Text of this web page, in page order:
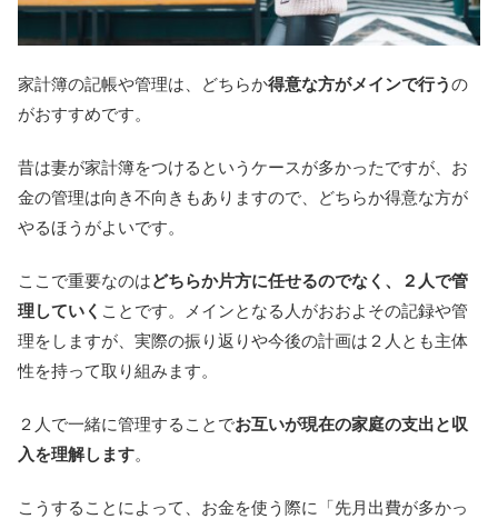
家計簿の記帳や管理は、どちらか得意な方がメインで行うの
がおすすめです。
昔は妻が家計簿をつけるというケースが多かったですが、お
金の管理は向き不向きもありますので、どちらか得意な方が
やるほうがよいです。
ここで重要なのはどちらか片方に任せるのでなく、２人で管
理していく ことです。メインとなる人がおおよその記録や管
理をしますが、実際の振り返りや今後の計画は２人とも主体
性を持って取り組みます。
２人で一緒に管理することでお互いが現在の家庭の支出と収
入を理解します。
こうすることによって、お金を使う際に「先月出費が多かっ